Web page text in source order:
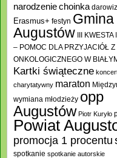
narodzeniechoinka
Erasmus+ festyn Gmina
Augustów III KWESTA
– POMOC DLA PRZYJACIÓŁ
ONKOLOGICZNEGO W
Kartki świąteczne
charytatywny maraton
wymiana młodzieży opp
Augustów Piotr Kuryło
Powiat
promocja 1 procentu
spotkanie spotkanie autorskie